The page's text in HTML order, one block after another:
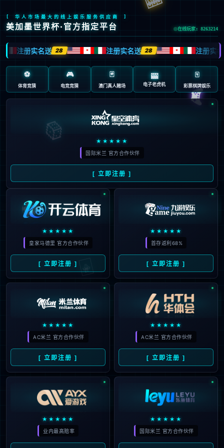
首页 包含"联赛"标签的文章
22
2026
177
欧战系数平均积分：英超13.9
暂列第一，德西意3/4/5名，法
甲仅第8
#德西#欧冠# 英超#实力#排名#联赛#
积分#赛季#比赛 #意甲#法甲#波兰甲#欧
尤文图斯再遇劲敌本菲卡，近
七次交锋难尝胜果